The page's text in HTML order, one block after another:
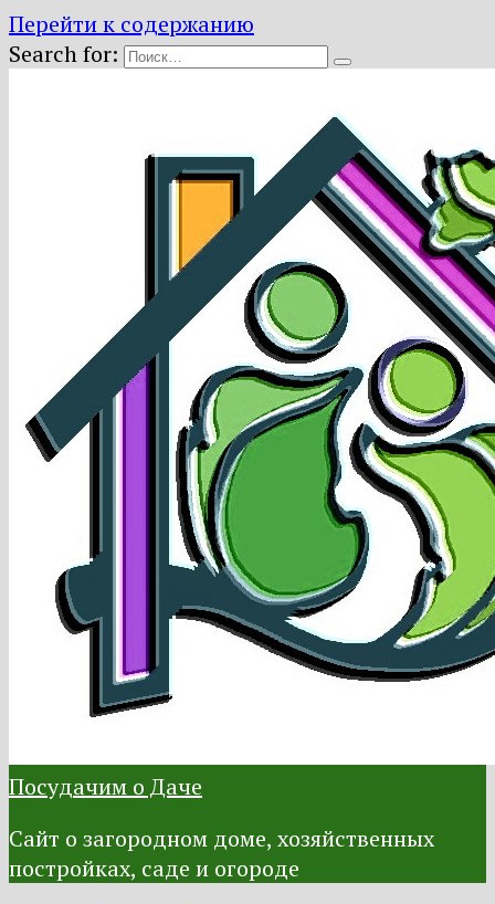
Перейти к содержанию
Search for:
Посудачим о Даче
Сайт о загородном доме, хозяйственных
постройках, саде и огороде